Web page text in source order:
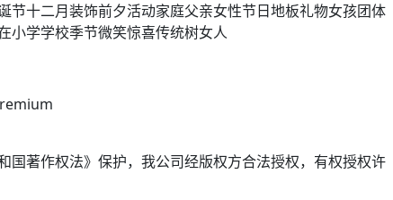
节十二月装饰前夕活动家庭父亲女性节日地板礼物女孩团体
小学学校季节微笑惊喜传统树女人
国著作权法》保护，我公司经版权方合法授权，有权授权许